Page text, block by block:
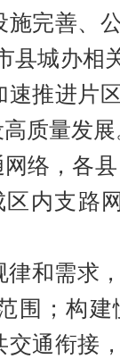
施完善、
县城办相
推进片
质量发
络，各
内支路
律和需求
围；构
通衔接